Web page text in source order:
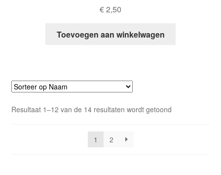
€2,50
Toevoegen aan winkelwagen
Resultaat 1–12 van de 14 resultaten wordt getoond
1 2